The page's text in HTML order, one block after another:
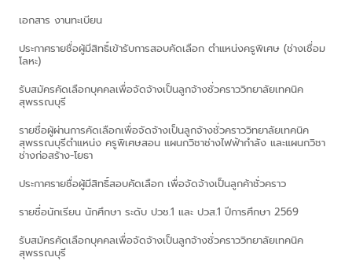
เอกสาร งานทะเบียน
ประกาศรายชื่อผู้มีสิทธิ์เข้ารับการสอบคัดเลือก ตำแหน่งครูพิเศษ (ช่างเชื่อม
โลหะ)
รับสมัครคัดเลือกบุคคลเพื่อจัดจ้างเป็นลูกจ้างชั่วคราววิทยาลัยเทคนิค
สุพรรณบุรี
รายชื่อผู้ผ่านการคัดเลือกเพื่อจัดจ้างเป็นลูกจ้างชั่วคราววิทยาลัยเทคนิค
สุพรรณบุรีตำแหน่ง ครูพิเศษสอน แผนกวิชาช่างไฟฟ้ากำลัง และแผนกวิชา
ช่างก่อสร้าง-โยธา
ประกาศรายชื่อผู้มีสิทธิ์สอบคัดเลือก เพื่อจัดจ้างเป็นลูกค้าชั่วคราว
รายชื่อนักเรียน นักศึกษา ระดับ ปวช.1 และ ปวส.1 ปีการศึกษา 2569
รับสมัครคัดเลือกบุคคลเพื่อจัดจ้างเป็นลูกจ้างชั่วคราววิทยาลัยเทคนิค
สุพรรณบุรี